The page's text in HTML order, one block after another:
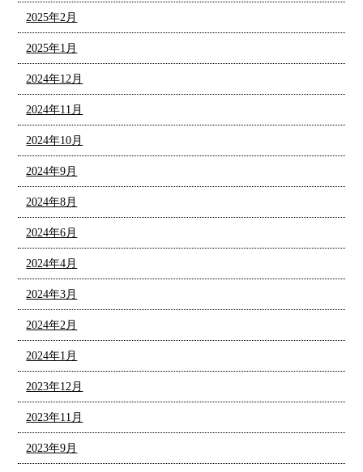
2025年2月
2025年1月
2024年12月
2024年11月
2024年10月
2024年9月
2024年8月
2024年6月
2024年4月
2024年3月
2024年2月
2024年1月
2023年12月
2023年11月
2023年9月